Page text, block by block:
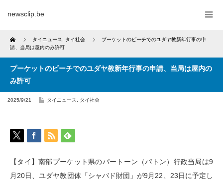
newsclip.be
Home タイニュース タイ社会
プーケットのビーチでのユダヤ教新年行事の申
請、当局は屋内のみ許可
プーケットのビーチでのユダヤ教新年行事の申請、当局は屋内の
み許可
2025/9/21 タイニュース タイ社会
【タイ】南部プーケット県のパートーン（パトン）行政当局は9
月20日、ユダヤ教団体「シャバド財団」が9月22、23日に予定し